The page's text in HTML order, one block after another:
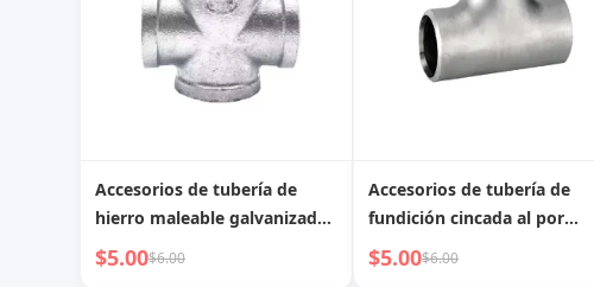
Accesorios de tubería de
hierro maleable galvanizado,
conexión en T transversal de
cuatro vías.
$5.00$6.00
Accesorios de tubería de
fundición cincada al por
mayor, codos, tes,
acoplamientos, roscas
$5.00$6.00